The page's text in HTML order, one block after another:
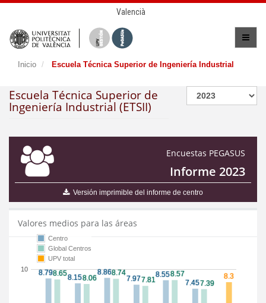
Valencià
Inicio Escuela Técnica Superior de Ingeniería Industrial
Escuela Técnica Superior de
Ingeniería Industrial (ETSII)
Encuestas PEGASUS
Informe 2023
Versión imprimible del informe de centro
Valores medios para las áreas
10
Centro
Global Centros
UPV total